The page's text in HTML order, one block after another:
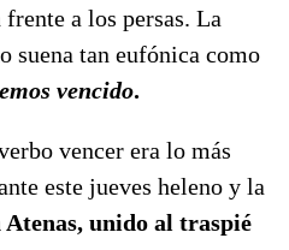
a los persas. La
suena tan eufónica como
vencido.
vencer era lo más
este jueves heleno y la
unido al traspié